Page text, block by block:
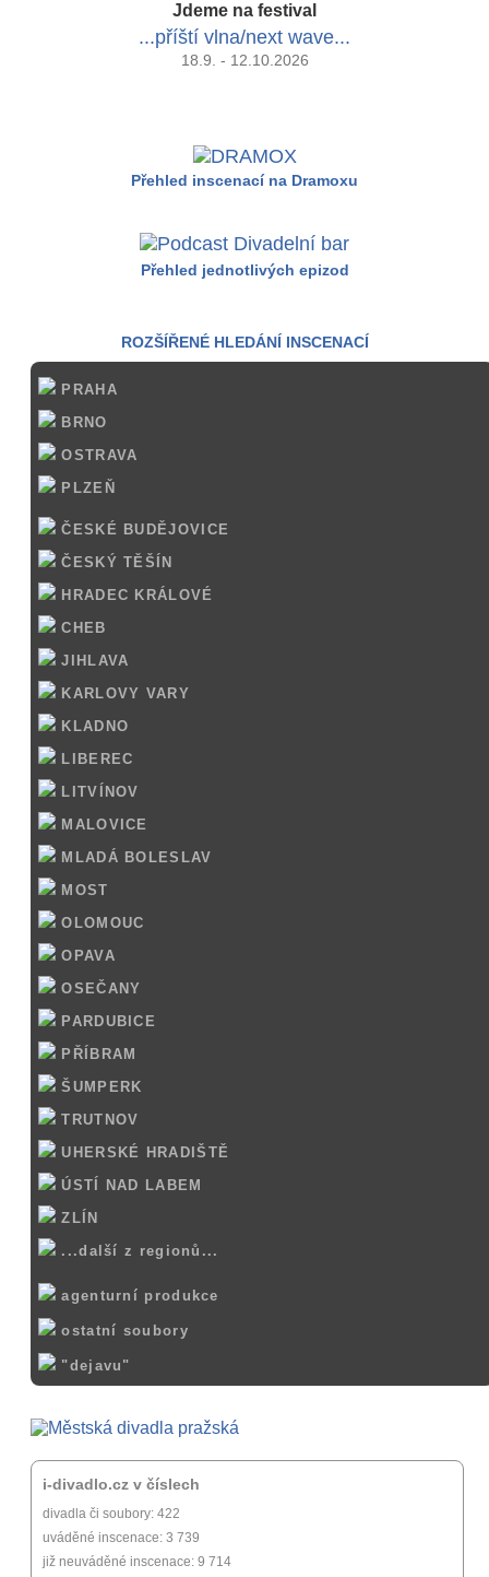
Jdeme na festival
...příští vlna/next wave...
18.9. - 12.10.2026
Přehled inscenací na Dramoxu
Přehled jednotlivých epizod
ROZŠÍŘENÉ HLEDÁNÍ INSCENACÍ
PRAHA
BRNO
OSTRAVA
PLZEŇ
ČESKÉ BUDĚJOVICE
ČESKÝ TĚŠÍN
HRADEC KRÁLOVÉ
CHEB
JIHLAVA
KARLOVY VARY
KLADNO
LIBEREC
LITVÍNOV
MALOVICE
MLADÁ BOLESLAV
MOST
OLOMOUC
OPAVA
OSEČANY
PARDUBICE
PŘÍBRAM
ŠUMPERK
TRUTNOV
UHERSKÉ HRADIŠTĚ
ÚSTÍ NAD LABEM
ZLÍN
...další z regionů...
agenturní produkce
ostatní soubory
"dejavu"
i-divadlo.cz v číslech
divadla či soubory: 422
uváděné inscenace: 3 739
již neuváděné inscenace: 9 714